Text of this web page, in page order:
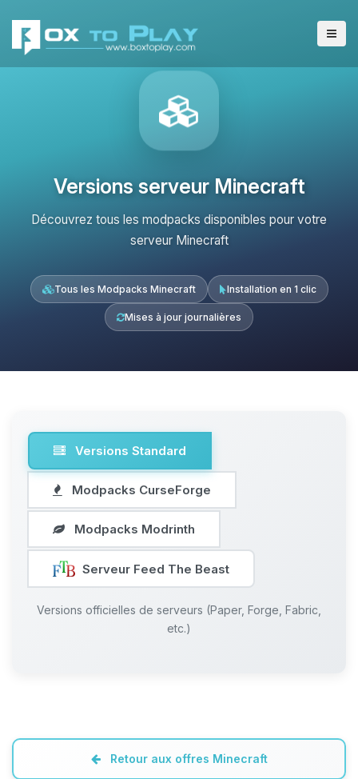
Versions serveur Minecraft
Découvrez tous les modpacks disponibles pour votre
serveur Minecraft
Tous les Modpacks Minecraft Installation en 1 clic
Mises à jour journalières
Versions Standard
Modpacks CurseForge
Modpacks Modrinth
Serveur Feed The Beast
Versions officielles de serveurs (Paper, Forge, Fabric,
etc.)
Retour aux offres Minecraft